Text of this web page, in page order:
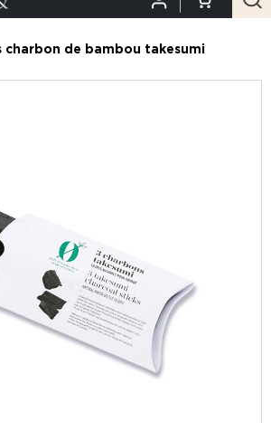
charbon de bambou takesumi